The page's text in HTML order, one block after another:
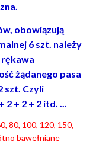
obowiązują
6 szt. należy
rękawa
żądanego pasa
szt. Czyli
+ 2 + 2 itd. ...
80, 100, 120, 150,
bawełniane